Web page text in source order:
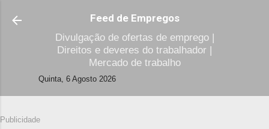
Avançar para o conteúdo principal
Feed de Empregos
Divulgação de ofertas de emprego |
Direitos e deveres do trabalhador |
Mercado de trabalho
Quinta, 6 Agosto 2026
Publicidade